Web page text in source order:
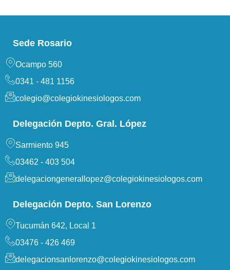
Sede Rosario
Ocampo 560
0341 - 481 1156
colegio@colegiokinesiologos.com
Delegación Depto. Gral. López
Sarmiento 945
03462 - 403 504
delegaciongenerallopez@colegiokinesiologos.com
Delegación Depto. San Lorenzo
Tucumán 642, Local 1
03476 - 426 469
delegacionsanlorenzo@colegiokinesiologos.com